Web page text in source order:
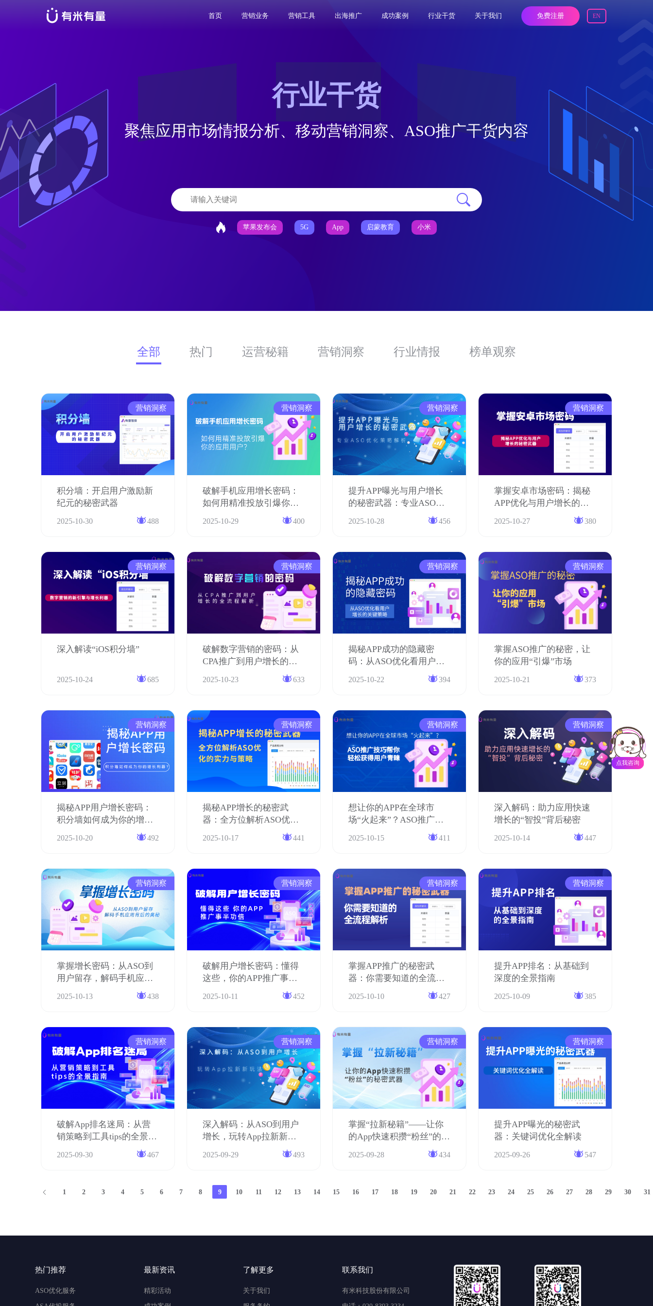
首页 营销业务 营销工具 出海推广 成功案例 行业干货 关于我们 免费注册 EN
点我咨询
行业干货
聚焦应用市场情报分析、 移动营销洞察、ASO推广干货内容
苹果发布会 5G App 启蒙教育 小米
全部 热门 运营秘籍 营销洞察 行业情报 榜单观察
营销洞察
积分墙：开启用户激励新
纪元的秘密武器
2025-10-30 488
营销洞察
破解手机应用增长密码：
如何用精准投放引爆你的
2025-10-29 400
营销洞察
提升APP曝光与用户增长
的秘密武器：专业ASO优
2025-10-28 456
营销洞察
掌握安卓市场密码：揭秘
APP优化与用户增长的秘
2025-10-27 380
营销洞察
深入解读“iOS积分墙”
2025-10-24 685
营销洞察
破解数字营销的密码：从
CPA推广到用户增长的全
2025-10-23 633
营销洞察
揭秘APP成功的隐藏密
码：从ASO优化看用户增
2025-10-22 394
营销洞察
掌握ASO推广的秘密，让
你的应用“引爆”市场
2025-10-21 373
营销洞察
揭秘APP用户增长密码：
积分墙如何成为你的增长
2025-10-20 492
营销洞察
揭秘APP增长的秘密武
器：全方位解析ASO优化
2025-10-17 441
营销洞察
想让你的APP在全球市
场“火起来”？ASO推广技
巧帮你轻松获得用户青睐
2025-10-15 411
营销洞察
深入解码：助力应用快速
增长的“智投”背后秘密
2025-10-14 447
营销洞察
掌握增长密码：从ASO到
用户留存，解码手机应用
2025-10-13 438
营销洞察
破解用户增长密码：懂得
这些，你的APP推广事半
2025-10-11 452
营销洞察
掌握APP推广的秘密武
器：你需要知道的全流程
2025-10-10 427
营销洞察
提升APP排名：从基础到
深度的全景指南
2025-10-09 385
营销洞察
破解App排名迷局：从营
销策略到工具tips的全景指
2025-09-30 467
营销洞察
深入解码：从ASO到用户
增长，玩转App拉新新玩
2025-09-29 493
营销洞察
掌握“拉新秘籍”——让你
的App快速积攒“粉丝”的秘
2025-09-28 434
营销洞察
提升APP曝光的秘密武
器：关键词优化全解读
2025-09-26 547
1 2 3 4 5 6 7 8 9 10 11 12 13 14 15 16 17 18 19 20 21 22 23 24 25 26 27 28 29 30 31
热门推荐
ASO优化服务
最新资讯
精彩活动
了解更多
关于我们
联系我们
有米科技股份有限公司